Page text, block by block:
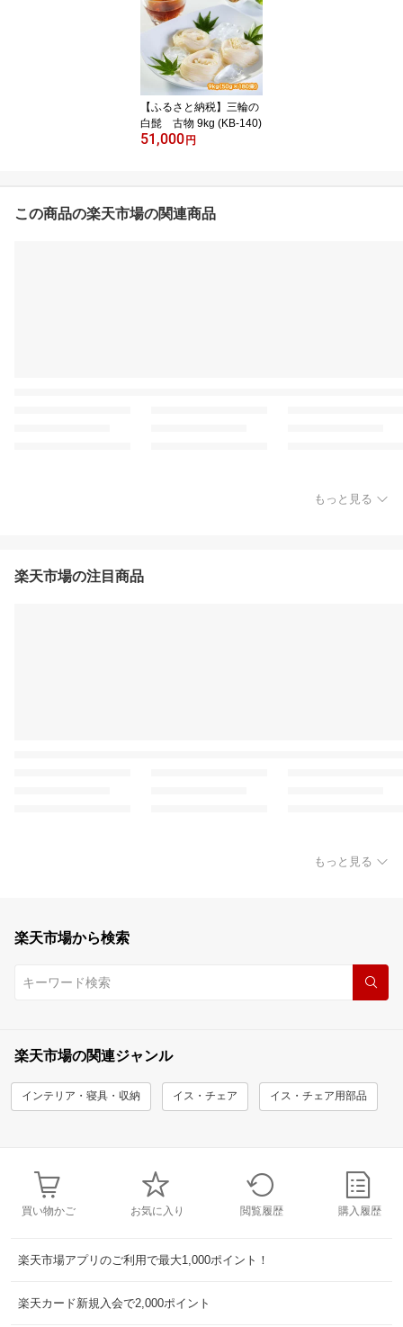
【ふるさと納税】三輪の
白髭 古物 9kg (KB-140)
51,000円
この商品の楽天市場の関連商品
もっと見る
楽天市場の注目商品
もっと見る
楽天市場から検索
楽天市場の関連ジャンル
インテリア・寝具・収納 イス・チェア イス・チェア用部品
買い物かご お気に入り 閲覧履歴 購入履歴
楽天市場アプリのご利用で最大1,000ポイント！
楽天カード新規入会で2,000ポイント